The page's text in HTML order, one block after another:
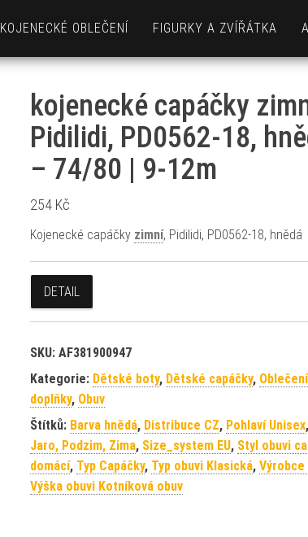
KOJENECKÉ OBLEČENÍ FIGURKY A ZVÍŘÁTKA
kojenecké capáčky
Pidilidi, PD0562-18,
– 74/80 | 9-12m
254 Kč
Kojenecké capáčky zimní, Pidilidi, PD0562-18, hnědá
DETAIL
SKU: AF381900947
Kategorie: Dětské boty, Dětské capáčky,
doplňky, Obuv
Štítků: Barva hnědá, Distribuce CZ, Pohlaví Unisex,
Jaro, Podzim, Zima, Size_system EU, Styl obuvi
domácí, Typ Capáčky, Typ obuvi Klasická,
Výška obuvi Kotníková obuv